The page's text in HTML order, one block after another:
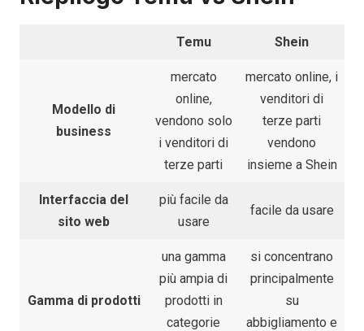
Temu Shein
Modello di
business
mercato
online,
vendono solo
i venditori di
terze parti
mercato online, i
venditori di
terze parti
vendono
insieme a Shein
Interfaccia del
sito web
più facile da
usare
facile da usare
Gamma di prodotti
una gamma
più ampia di
prodotti in
categorie
si concentrano
principalmente
su
abbigliamento e